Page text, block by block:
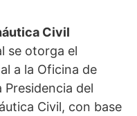
Civil
se otorga el
a la Oficina de
Presidencia del
Civil, con base